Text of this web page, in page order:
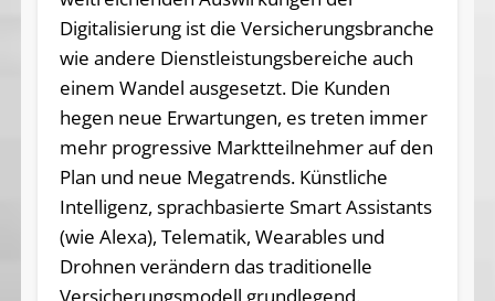
Digitalisierung ist die Versicherungsbranche
wie andere Dienstleistungsbereiche auch
einem Wandel ausgesetzt. Die Kunden
hegen neue Erwartungen, es treten immer
mehr progressive Marktteilnehmer auf den
Plan und neue Megatrends. Künstliche
Intelligenz, sprachbasierte Smart Assistants
(wie Alexa), Telematik, Wearables und
Drohnen verändern das traditionelle
Versicherungsmodell grundlegend.